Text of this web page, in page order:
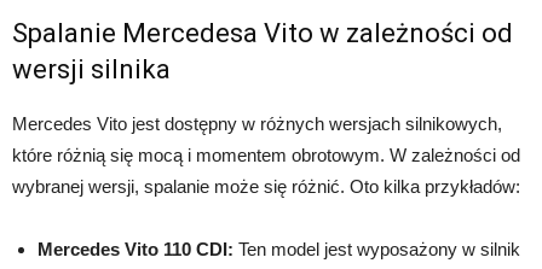
Spalanie Mercedesa Vito w zależności od
wersji silnika
Mercedes Vito jest dostępny w różnych wersjach silnikowych,
które różnią się mocą i momentem obrotowym. W zależności od
wybranej wersji, spalanie może się różnić. Oto kilka przykładów:
Mercedes Vito 110 CDI: Ten model jest wyposażony w silnik